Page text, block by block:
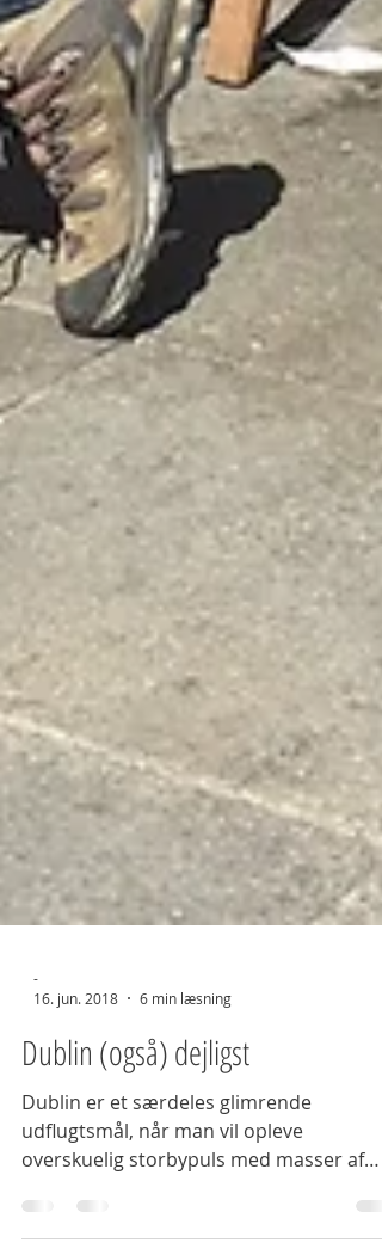
16. jun. 2018
6 min læsning
Dublin (også) dejligst
Dublin er et særdeles glimrende